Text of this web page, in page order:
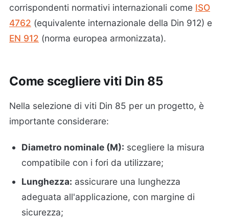
corrispondenti normativi internazionali come ISO
4762 (equivalente internazionale della Din 912) e
EN 912 (norma europea armonizzata).
Come scegliere viti Din 85
Nella selezione di viti Din 85 per un progetto, è
importante considerare:
Diametro nominale (M): scegliere la misura
compatibile con i fori da utilizzare;
Lunghezza: assicurare una lunghezza
adeguata all'applicazione, con margine di
sicurezza;